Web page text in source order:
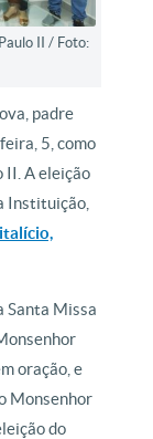
II / Foto:
padre
5, como
II. A eleição
Instituição,
Santa Missa
oração, e
Monsenhor
do